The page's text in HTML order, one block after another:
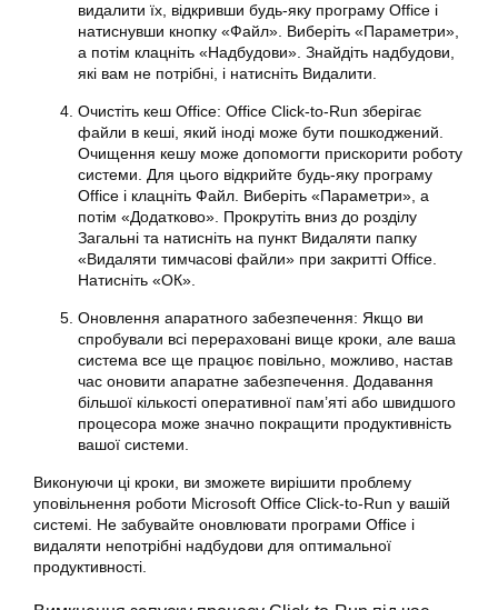
видалити їх, відкривши будь-яку програму Office і
натиснувши кнопку «Файл». Виберіть «Параметри»,
а потім клацніть «Надбудови». Знайдіть надбудови,
які вам не потрібні, і натисніть Видалити.
Очистіть кеш Office: Office Click-to-Run зберігає
файли в кеші, який іноді може бути пошкоджений.
Очищення кешу може допомогти прискорити роботу
системи. Для цього відкрийте будь-яку програму
Office і клацніть Файл. Виберіть «Параметри», а
потім «Додатково». Прокрутіть вниз до розділу
Загальні та натисніть на пункт Видаляти папку
«Видаляти тимчасові файли» при закритті Office.
Натисніть «ОК».
Оновлення апаратного забезпечення: Якщо ви
спробували всі перераховані вище кроки, але ваша
система все ще працює повільно, можливо, настав
час оновити апаратне забезпечення. Додавання
більшої кількості оперативної пам’яті або швидшого
процесора може значно покращити продуктивність
вашої системи.
Виконуючи ці кроки, ви зможете вирішити проблему
уповільнення роботи Microsoft Office Click-to-Run у вашій
системі. Не забувайте оновлювати програми Office і
видаляти непотрібні надбудови для оптимальної
продуктивності.